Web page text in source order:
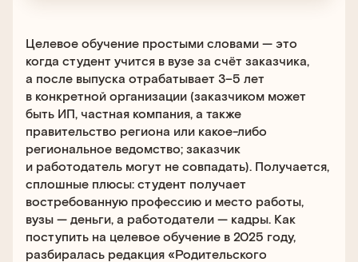
Целевое обучение простыми словами — это
когда студент учится в вузе за счёт заказчика,
а после выпуска отрабатывает 3–5 лет
в конкретной организации (заказчиком может
быть ИП, частная компания, а также
правительство региона или какое-либо
региональное ведомство; заказчик
и работодатель могут не совпадать). Получается,
сплошные плюсы: студент получает
востребованную профессию и место работы,
вузы — деньги, а работодатели — кадры. Как
поступить на целевое обучение в 2025 году,
разбиралась редакция «Родительского